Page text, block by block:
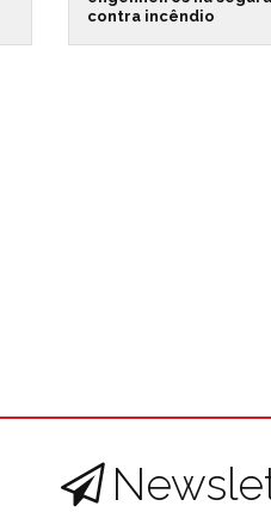
contra incêndio